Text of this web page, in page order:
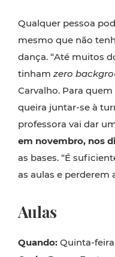
Qualquer pessoa
mesmo que não
dança. “Até muitos
tinham zero
Carvalho. Para
queira juntar-se à
professora vai dar
em novembro, nos
as bases. “É
as aulas e perderem
Aulas
Quando: Quinta-